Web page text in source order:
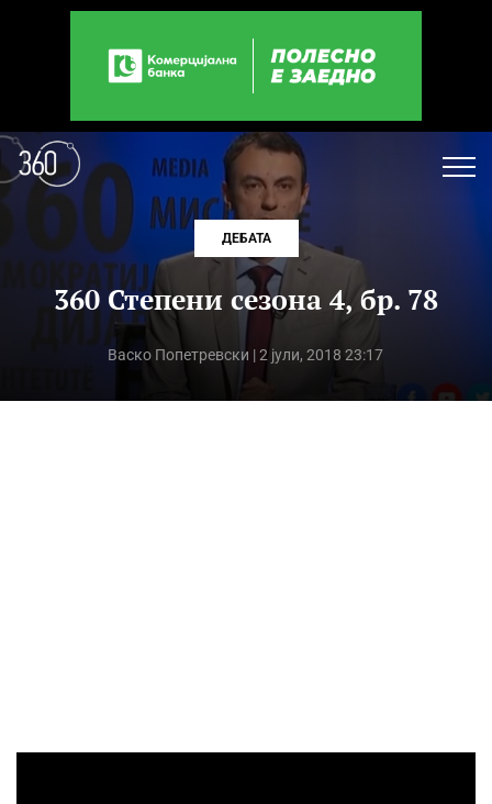
ДЕБАТА
360 Степени сезона 4, бр. 78
Васко Попетревски | 2 јули, 2018 23:17